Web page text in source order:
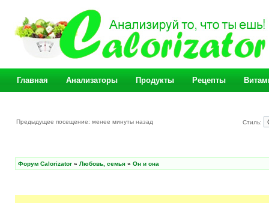
Главная Анализаторы Продукты Рецепты
Предыдущее посещение: менее минуты назад Стиль:
Форум Calorizator » Любовь, семья » Он и она